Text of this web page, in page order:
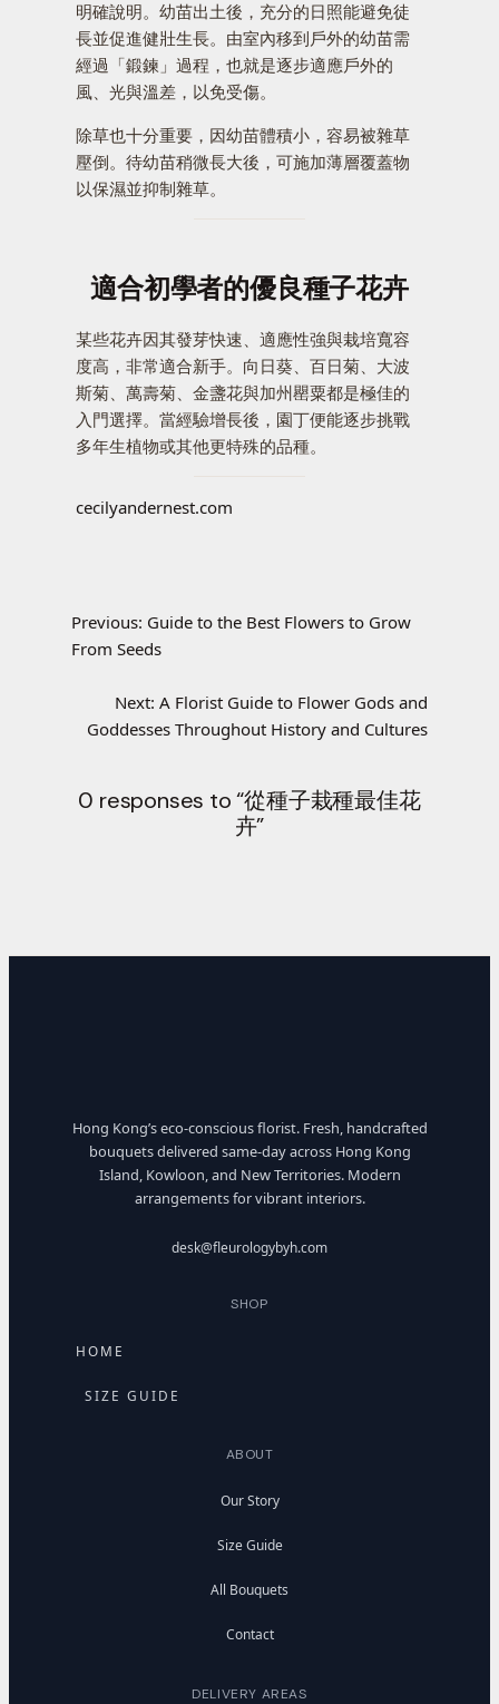
明確說明。幼苗出土後，充分的日照能避免徒
長並促進健壯生長。由室內移到戶外的幼苗需
經過「鍛鍊」過程，也就是逐步適應戶外的
風、光與溫差，以免受傷。
除草也十分重要，因幼苗體積小，容易被雜草
壓倒。待幼苗稍微長大後，可施加薄層覆蓋物
以保濕並抑制雜草。
適合初學者的優良種子花卉
某些花卉因其發芽快速、適應性強與栽培寬容
度高，非常適合新手。向日葵、百日菊、大波
斯菊、萬壽菊、金盞花與加州罌粟都是極佳的
入門選擇。當經驗增長後，園丁便能逐步挑戰
多年生植物或其他更特殊的品種。
cecilyandernest.com
Previous: Guide to the Best Flowers to Grow
From Seeds
Next: A Florist Guide to Flower Gods and
Goddesses Throughout History and Cultures
0 responses to “從種子栽種最佳花
卉”
Hong Kong’s eco-conscious florist. Fresh, handcrafted
bouquets delivered same-day across Hong Kong
Island, Kowloon, and New Territories. Modern
arrangements for vibrant interiors.
desk@fleurologybyh.com
SHOP
HOME
SIZE GUIDE
ABOUT
Our Story
Size Guide
All Bouquets
Contact
DELIVERY AREAS